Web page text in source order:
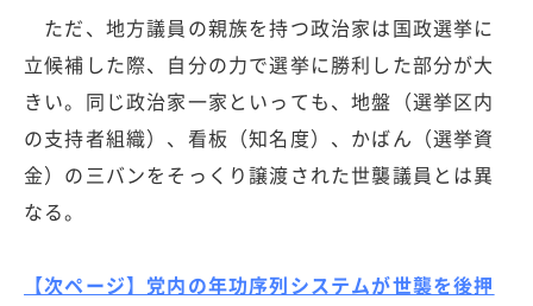
ただ、地方議員の親族を持つ政治家は国政選挙に
立候補した際、自分の力で選挙に勝利した部分が大
きい。同じ政治家一家といっても、地盤（選挙区内
の支持者組織）、看板（知名度）、かばん（選挙資
金）の三バンをそっくり譲渡された世襲議員とは異
なる。
【次ページ】党内の年功序列システムが世襲を後押